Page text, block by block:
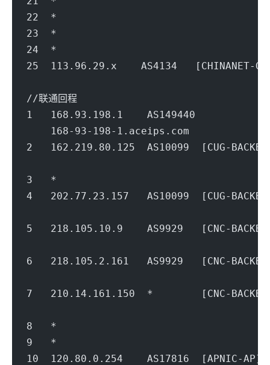
22  *
23  *
24  *
25  113.96.29.x    AS4134   [CHINANET-
//联通回程
1   168.93.198.1    AS149440
168-93-198-1.aceips.com
2   162.219.80.125  AS10099  [CUG-
3   *
4   202.77.23.157   AS10099  [CUG-
5   218.105.10.9    AS9929   [CNC-
6   218.105.2.161   AS9929   [CNC-
7   210.14.161.150  *        [CNC-
8   *
9   *
10  120.80.0.254    AS17816  [APNIC-